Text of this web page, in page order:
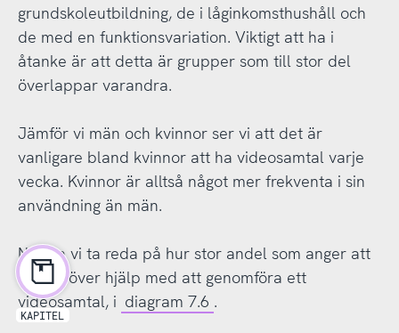
grundskoleutbildning, de i låginkomsthushåll och
de med en funktionsvariation. Viktigt att ha i
åtanke är att detta är grupper som till stor del
överlappar varandra.
Jämför vi män och kvinnor ser vi att det är
vanligare bland kvinnor att ha videosamtal varje
vecka. Kvinnor är alltså något mer frekventa i sin
användning än män.
Nu ska vi ta reda på hur stor andel som anger att
de behöver hjälp med att genomföra ett
videosamtal, i diagram 7.6 .
KAPITEL